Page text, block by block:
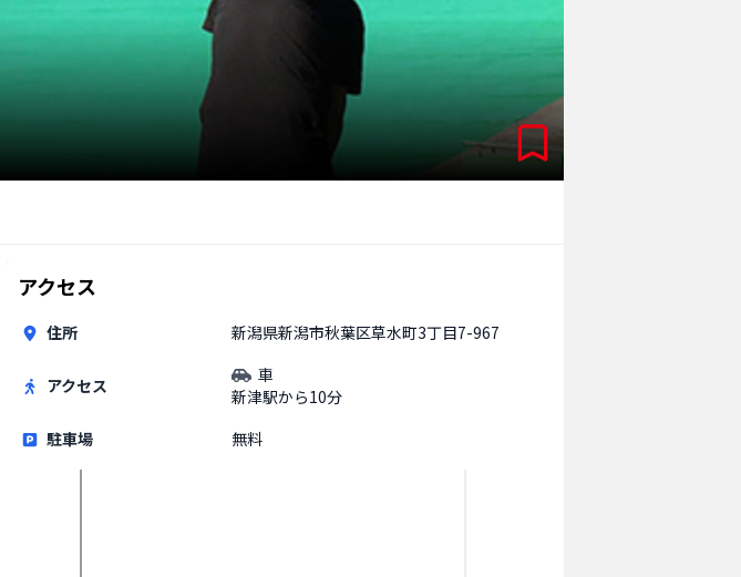
アクセス
住所 新潟県新潟市秋葉区草水町3丁目7-967
アクセス
車
新津駅から10分
駐車場
無料